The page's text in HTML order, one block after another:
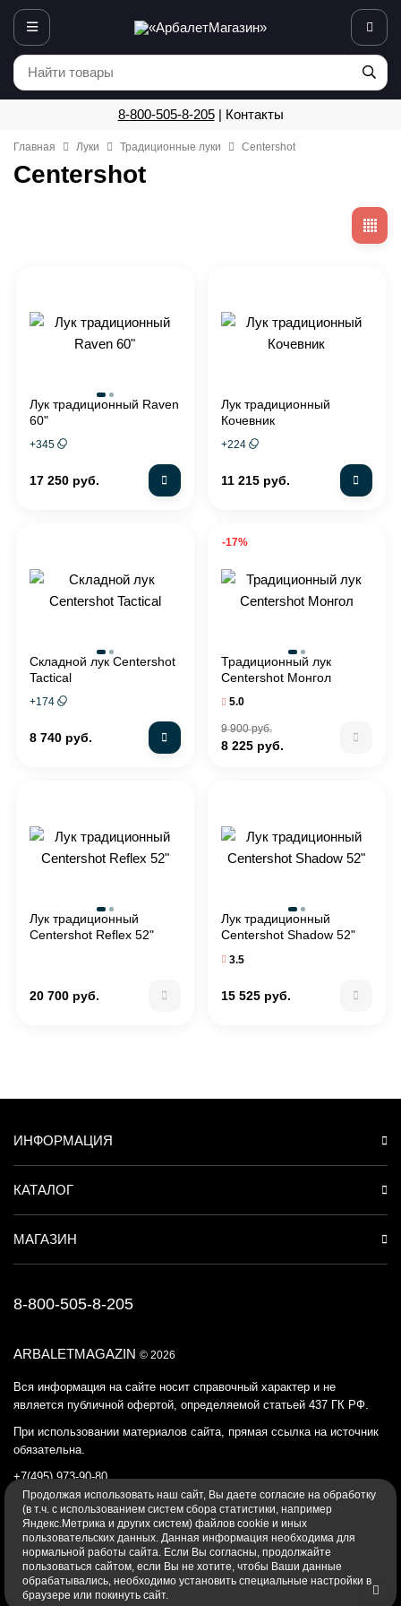
8-800-505-8-205| Контакты
Главная Луки Традиционные луки Centershot
Centershot
Лук традиционный Raven
60"
+345
17 250 руб.
Лук традиционный
Кочевник
+224
11 215 руб.
Складной лук Centershot
Tactical
+174
8 740 руб.
-17%
Традиционный лук
Centershot Монгол
5.0
9 900 руб.
8 225 руб.
Лук традиционный
Centershot Reflex 52"
20 700 руб.
Лук традиционный
Centershot Shadow 52"
3.5
15 525 руб.
ARBALETMAGAZIN © 2026
Вся информация на сайте носит справочный характер и не
является публичной офертой, определяемой статьей 437 ГК РФ.
При использовании материалов сайта, прямая ссылка на источник
обязательна.
+7(495) 973-90-80
Политика конфиденциальности
ИНФОРМАЦИЯ
КАТАЛОГ
МАГАЗИН
8-800-505-8-205
Продолжая использовать наш cайт, Вы даете согласие на обработку
(в т.ч. с использованием систем сбора статистики, например
Яндекс.Метрика и других систем) файлов cookie и иных
пользовательских данных. Данная информация необходима для
нормальной работы сайта. Если Вы согласны, продолжайте
пользоваться сайтом, если Вы не хотите, чтобы Ваши данные
обрабатывались, необходимо установить специальные настройки в
браузере или покинуть сайт.